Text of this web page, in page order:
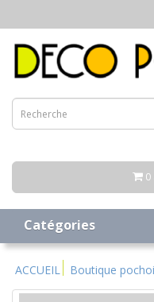
0
Catégories
ACCUEIL Boutique